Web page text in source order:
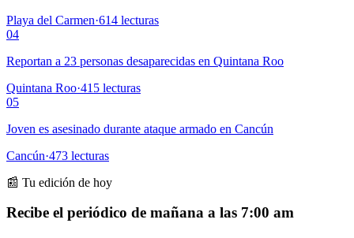
Playa del Carmen·614 lecturas
04
Reportan a 23 personas desaparecidas en Quintana Roo
Quintana Roo·415 lecturas
05
Joven es asesinado durante ataque armado en Cancún
Cancún·473 lecturas
📰 Tu edición de hoy
Recibe el periódico de mañana a las 7:00 am